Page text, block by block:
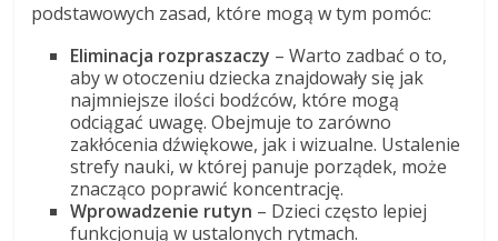
podstawowych zasad, które mogą w tym pomóc:
Eliminacja rozpraszaczy – Warto zadbać o to,
aby w otoczeniu dziecka znajdowały się jak
najmniejsze ilości bodźców, które mogą
odciągać uwagę. Obejmuje to zarówno
zakłócenia dźwiękowe, jak i wizualne. Ustalenie
strefy nauki, w której panuje porządek, może
znacząco poprawić koncentrację.
Wprowadzenie rutyn – Dzieci często lepiej
funkcjonują w ustalonych rytmach.